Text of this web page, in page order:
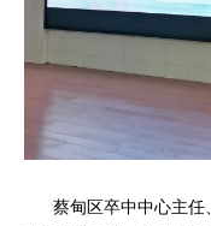
蔡甸区卒中中心主任